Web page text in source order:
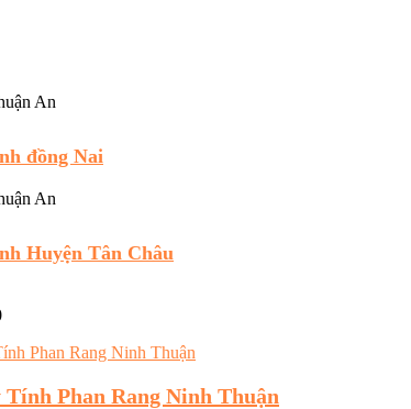
đồng Nai
Huyện Tân Châu
Phan Rang Ninh Thuận